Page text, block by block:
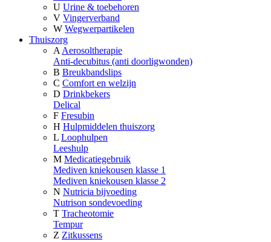
U Urine & toebehoren
V Vingerverband
W Wegwerpartikelen
Thuiszorg
A Aerosoltherapie
Anti-decubitus (anti doorligwonden)
B Breukbandslips
C Comfort en welzijn
D Drinkbekers
Delical
F Fresubin
H Hulpmiddelen thuiszorg
L Loophulpen
Leeshulp
M Medicatiegebruik
Mediven kniekousen klasse 1
Mediven kniekousen klasse 2
N Nutricia bijvoeding
Nutrison sondevoeding
T Tracheotomie
Tempur
Z Zitkussens